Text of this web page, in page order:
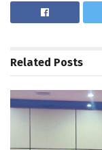
Related Posts